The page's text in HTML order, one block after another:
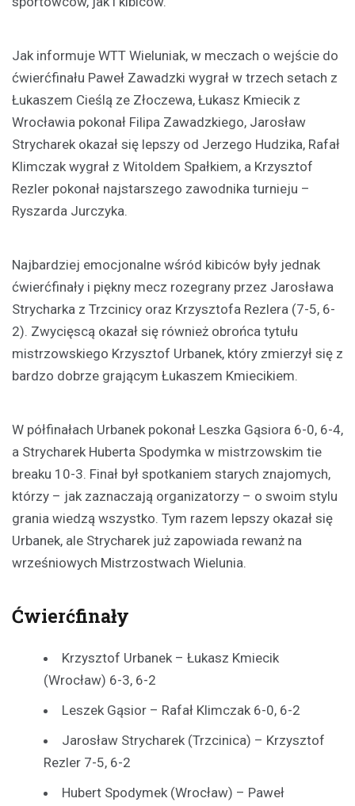
Jak informuje WTT Wieluniak, w meczach o wejście do
ćwierćfinału Paweł Zawadzki wygrał w trzech setach z
Łukaszem Cieślą ze Złoczewa, Łukasz Kmiecik z
Wrocławia pokonał Filipa Zawadzkiego, Jarosław
Strycharek okazał się lepszy od Jerzego Hudzika, Rafał
Klimczak wygrał z Witoldem Spałkiem, a Krzysztof
Rezler pokonał najstarszego zawodnika turnieju –
Ryszarda Jurczyka.
Najbardziej emocjonalne wśród kibiców były jednak
ćwierćfinały i piękny mecz rozegrany przez Jarosława
Strycharka z Trzcinicy oraz Krzysztofa Rezlera (7-5, 6-
2). Zwycięscą okazał się również obrońca tytułu
mistrzowskiego Krzysztof Urbanek, który zmierzył się z
bardzo dobrze grającym Łukaszem Kmiecikiem.
W półfinałach Urbanek pokonał Leszka Gąsiora 6-0, 6-4,
a Strycharek Huberta Spodymka w mistrzowskim tie
breaku 10-3. Finał był spotkaniem starych znajomych,
którzy – jak zaznaczają organizatorzy – o swoim stylu
grania wiedzą wszystko. Tym razem lepszy okazał się
Urbanek, ale Strycharek już zapowiada rewanż na
wrześniowych Mistrzostwach Wielunia.
Ćwierćfinały
Krzysztof Urbanek – Łukasz Kmiecik
(Wrocław) 6-3, 6-2
Leszek Gąsior – Rafał Klimczak 6-0, 6-2
Jarosław Strycharek (Trzcinica) – Krzysztof
Rezler 7-5, 6-2
Hubert Spodymek (Wrocław) – Paweł